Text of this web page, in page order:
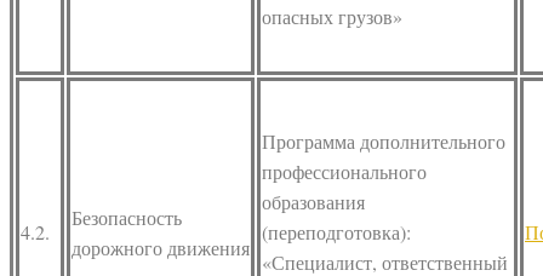
опасных грузов»
4.2.
Безопасность
дорожного движения
Программа дополнительного
профессионального
образования
(переподготовка):
«Специалист, ответственный